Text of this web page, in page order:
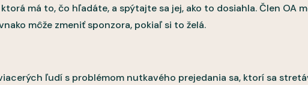
má to, čo hľadáte, a spýtajte sa jej, ako to dosiahla. Člen OA
môže zmeniť sponzora, pokiaľ si to želá.
ľudí s problémom nutkavého prejedania sa, ktorí sa